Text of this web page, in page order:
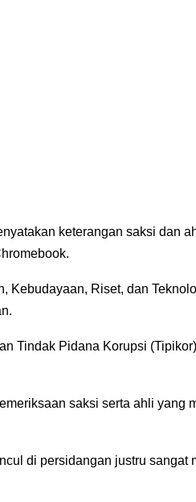
keterangan saksi dan
Kebudayaan, Riset, dan
Tindak Pidana Korupsi
saksi serta ahli yang
di persidangan justru sangat